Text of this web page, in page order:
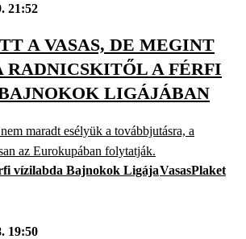
21:52
A VASAS, DE MEGINT
RADNICSKITŐL A FÉRFI
LIGÁJÁBAN
maradt esélyük a továbbjutásra, a
az Eurokupában folytatják.
vízilabda Bajnokok LigájaVasasPlaket
19:50